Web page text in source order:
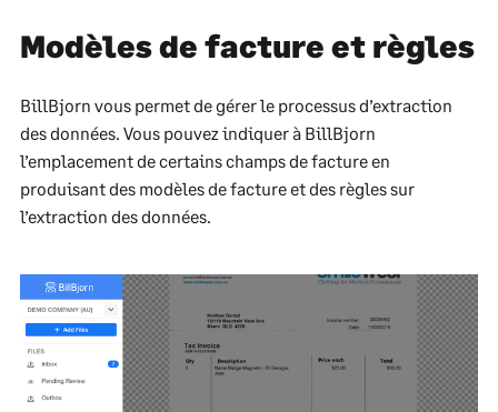
Modèles de facture et règles
BillBjorn vous permet de gérer le processus d’extraction
des données. Vous pouvez indiquer à BillBjorn
l’emplacement de certains champs de facture en
produisant des modèles de facture et des règles sur
l’extraction des données.